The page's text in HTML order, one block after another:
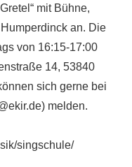
mit Bühne,
an. Die
von 16:15-17:00
14, 53840
sich gerne bei
melden.
singschule/